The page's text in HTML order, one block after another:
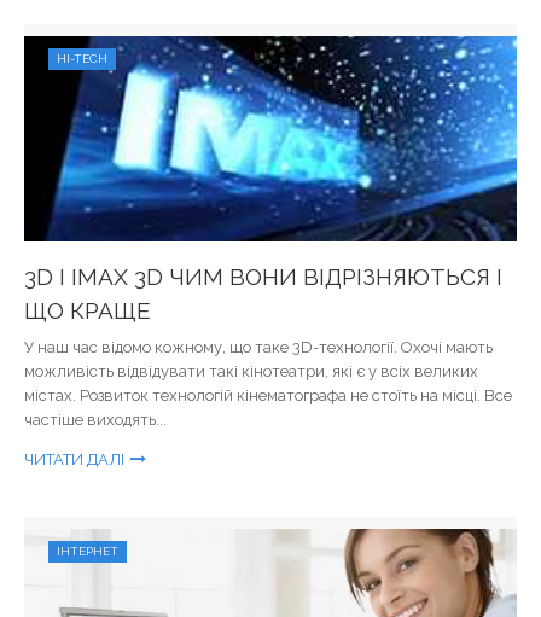
HI-TECH
3D І IMAX 3D ЧИМ ВОНИ ВІДРІЗНЯЮТЬСЯ І
ЩО КРАЩЕ
У наш час відомо кожному, що таке 3D-технології. Охочі мають
можливість відвідувати такі кінотеатри, які є у всіх великих
містах. Розвиток технологій кінематографа не стоїть на місці. Все
частіше виходять...
ЧИТАТИ ДАЛІ
ІНТЕРНЕТ